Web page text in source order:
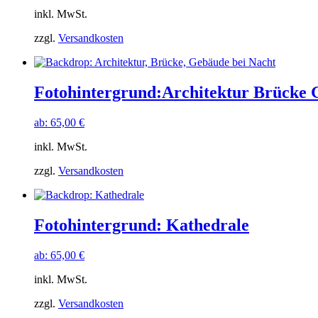
inkl. MwSt.
zzgl. Versandkosten
Fotohintergrund:Architektur Brücke
ab: 65,00 €
inkl. MwSt.
zzgl. Versandkosten
Fotohintergrund: Kathedrale
ab: 65,00 €
inkl. MwSt.
zzgl. Versandkosten